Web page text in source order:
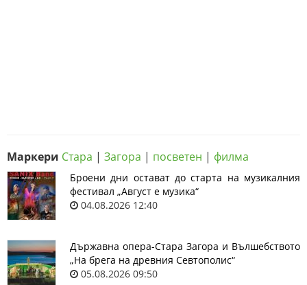
Маркери Стара | Загора | посветен | филма
Броени дни остават до старта на музикалния
фестивал „Август е музика“
04.08.2026 12:40
Държавна опера-Стара Загора и Вълшебството
„На брега на древния Севтополис“
05.08.2026 09:50